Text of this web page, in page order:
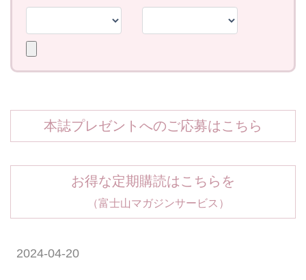
本誌プレゼントへのご応募はこちら
お得な定期購読はこちらを
（富士山マガジンサービス）
2024-04-20